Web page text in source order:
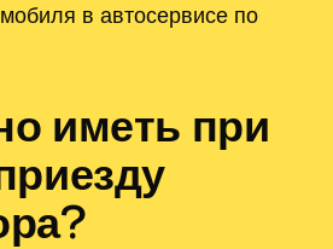
в автосервисе по
иметь при